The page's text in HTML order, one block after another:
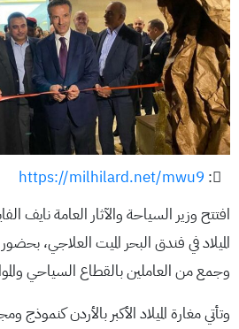
:
https://milhilard.net/mwu9
افتتح وزير السياحة والآثار العامة نايف
الميلاد في فندق البحر الميت العلاجي،
وجمع من العاملين بالقطاع السياحي
وتأتي مغارة الميلاد الأكبر بالأردن